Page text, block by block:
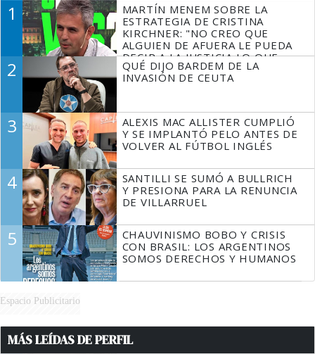
1
MARTÍN MENEM SOBRE LA
ESTRATEGIA DE CRISTINA
KIRCHNER: "NO CREO QUE
ALGUIEN DE AFUERA LE PUEDA
DECIR A LA JUSTICIA LO QUE
TIENE QUE HACER"
2
QUÉ DIJO BARDEM DE LA
INVASIÓN DE CEUTA
3
ALEXIS MAC ALLISTER CUMPLIÓ
Y SE IMPLANTÓ PELO ANTES DE
VOLVER AL FÚTBOL INGLÉS
4
SANTILLI SE SUMÓ A BULLRICH
Y PRESIONA PARA LA RENUNCIA
DE VILLARRUEL
5
CHAUVINISMO BOBO Y CRISIS
CON BRASIL: LOS ARGENTINOS
SOMOS DERECHOS Y HUMANOS
Espacio Publicitario
MÁS LEÍDAS DE PERFIL